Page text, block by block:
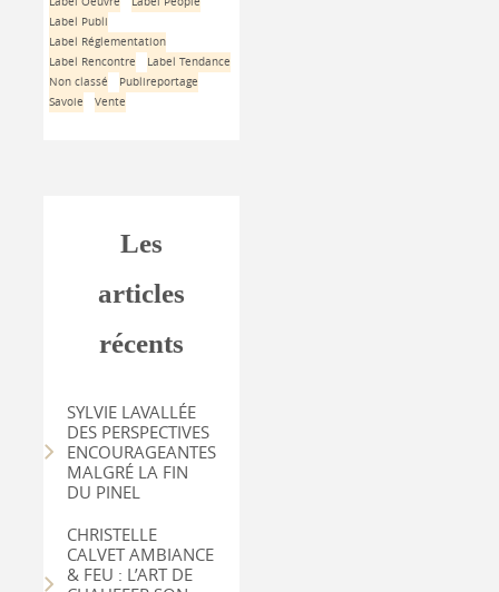
Label Publi
Label Réglementation
Label Rencontre
Label Tendance
Non classé
Publireportage
Savoie
Vente
Les
articles
récents
SYLVIE LAVALLÉE
DES PERSPECTIVES
ENCOURAGEANTES
MALGRÉ LA FIN
DU PINEL
CHRISTELLE
CALVET AMBIANCE
& FEU : L’ART DE